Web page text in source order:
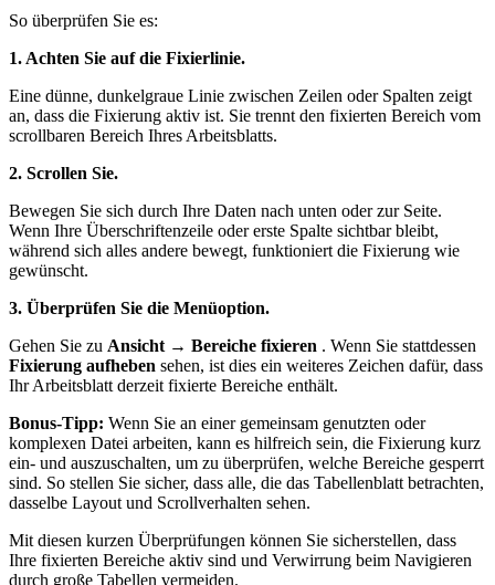
So überprüfen Sie es:
1. Achten Sie auf die Fixierlinie.
Eine dünne, dunkelgraue Linie zwischen Zeilen oder Spalten zeigt
an, dass die Fixierung aktiv ist. Sie trennt den fixierten Bereich vom
scrollbaren Bereich Ihres Arbeitsblatts.
2. Scrollen Sie.
Bewegen Sie sich durch Ihre Daten nach unten oder zur Seite.
Wenn Ihre Überschriftenzeile oder erste Spalte sichtbar bleibt,
während sich alles andere bewegt, funktioniert die Fixierung wie
gewünscht.
3. Überprüfen Sie die Menüoption.
Gehen Sie zu Ansicht → Bereiche fixieren . Wenn Sie stattdessen
Fixierung aufheben sehen, ist dies ein weiteres Zeichen dafür, dass
Ihr Arbeitsblatt derzeit fixierte Bereiche enthält.
Bonus-Tipp: Wenn Sie an einer gemeinsam genutzten oder
komplexen Datei arbeiten, kann es hilfreich sein, die Fixierung kurz
ein- und auszuschalten, um zu überprüfen, welche Bereiche gesperrt
sind. So stellen Sie sicher, dass alle, die das Tabellenblatt betrachten,
dasselbe Layout und Scrollverhalten sehen.
Mit diesen kurzen Überprüfungen können Sie sicherstellen, dass
Ihre fixierten Bereiche aktiv sind und Verwirrung beim Navigieren
durch große Tabellen vermeiden.